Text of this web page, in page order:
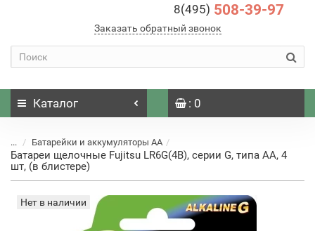
8(495) 508-39-97
Заказать обратный звонок
Каталог : 0
... Батарейки и аккумуляторы AA
Батареи щелочные Fujitsu LR6G(4B), серии G, типа АА, 4
шт, (в блистере)
Нет в наличии